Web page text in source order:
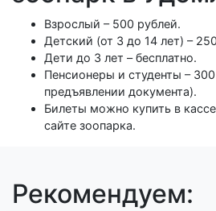
Взрослый – 500 рублей.
Детский (от 3 до 14 лет) –
Дети до 3 лет – бесплатно.
Пенсионеры и студенты –
предъявлении документа).
Билеты можно купить в
сайте зоопарка.
Рекомендуем: